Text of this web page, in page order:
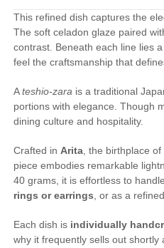
This refined dish captures the
The soft celadon glaze paired
contrast. Beneath each line lies
feel the craftsmanship that
Ateshio-zara is a traditional
portions with elegance. Though
dining culture and hospitality.
Crafted in Arita , the birthplace
piece embodies remarkable
40 grams, it is effortless to
rings or earrings , or as a
Each dish is individually
why it frequently sells out